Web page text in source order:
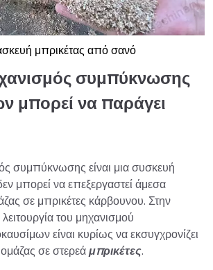
μπρικέτας από σανό
συμπύκνωσης
μπορεί να παράγει
συμπύκνωσης είναι μια συσκευή
μπορεί να επεξεργαστεί άμεσα
σε μπρικέτες κάρβουνου. Στην
του μηχανισμού
είναι κυρίως να εκσυγχρονίζει
σε στερεάμπρικέτες.